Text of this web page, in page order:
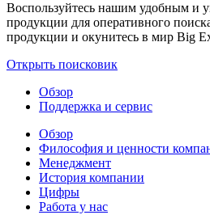
Воспользуйтесь нашим удобным и
продукции для оперативного
продукции и окунитесь в мир Big
Открыть поисковик
Обзор
Поддержка и сервис
Обзор
Философия и ценности
Менеджмент
История компании
Цифры
Работа у нас